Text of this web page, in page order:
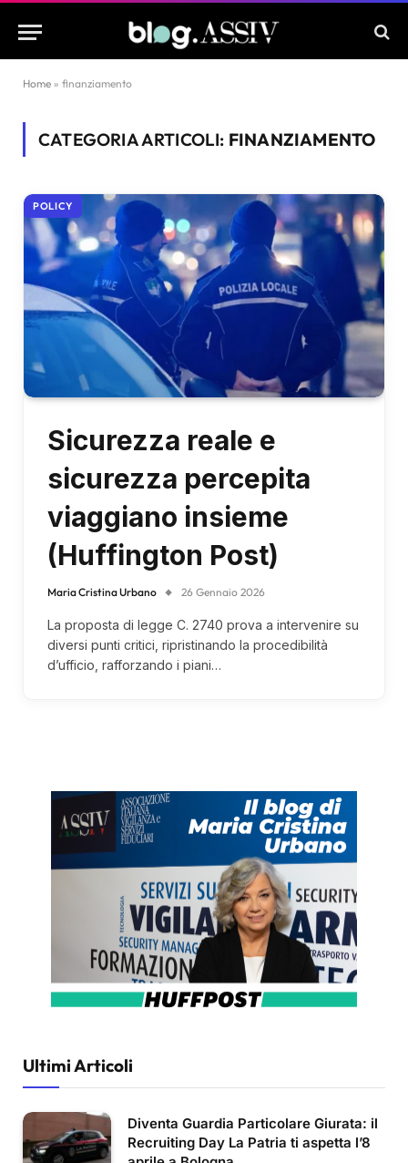
Home » finanziamento
CATEGORIA ARTICOLI: FINANZIAMENTO
POLICY
Sicurezza reale e
sicurezza percepita
viaggiano insieme
(Huffington Post)
Maria Cristina Urbano 26 Gennaio 2026
La proposta di legge C. 2740 prova a intervenire su
diversi punti critici, ripristinando la procedibilità
d’ufficio, rafforzando i piani…
Ultimi Articoli
Diventa Guardia Particolare Giurata: il
Recruiting Day La Patria ti aspetta l’8